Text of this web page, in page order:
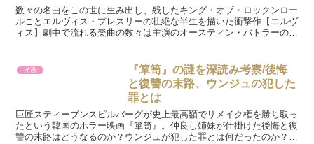
数々の名曲をこの世に生み出し、残したキング・オブ・ロックンロー
ルことエルヴィス・プレスリーの壮絶な半生を描いた衝撃作【エルヴ
ィス】劇中で流れる楽曲の数々は主演のオースティン・バトラーの歌
洋画
『箪笥』の謎を深読み考察/後悔
と復讐の末路、ウンジュの犯した
罪とは
巨匠スティーブンスピルバーグが史上最高額でリメイク権を勝ち取っ
たという韓国のホラー映画『箪笥』。仲良し姉妹が仕掛けた後悔と復
讐の末路はどうなるのか？ウンジュが犯した罪とは何だったのか？本